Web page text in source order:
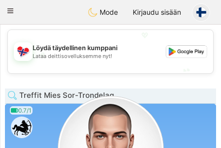
EkteNordmenn
Toggle
Mode Kirjaudu sisään
💖
💕
Löydä täydellinen kumppani
Lataa deittisovelluksemme nyt!
Treffit Mies Sor-Trondelag
0.7/1